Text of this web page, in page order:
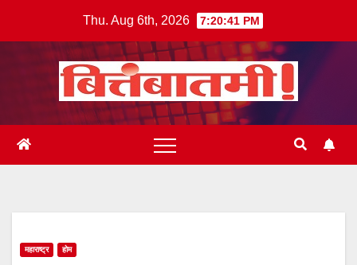
Thu. Aug 6th, 2026 7:20:42 PM
महाराष्ट्र होम